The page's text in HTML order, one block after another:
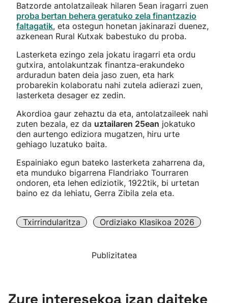
Batzorde antolatzaileak hilaren 5ean iragarri zuen
proba bertan behera geratuko zela finantzazio
faltagatik, eta ostegun honetan jakinarazi duenez,
azkenean Rural Kutxak babestuko du proba.
Lasterketa ezingo zela jokatu iragarri eta ordu
gutxira, antolakuntzak finantza-erakundeko
arduradun baten deia jaso zuen, eta hark
probarekin kolaboratu nahi zutela adierazi zuen,
lasterketa desager ez zedin.
Akordioa gaur zehaztu da eta, antolatzaileek nahi
zuten bezala, ez da uztailaren 25ean jokatuko
den aurtengo ediziora mugatzen, hiru urte
gehiago luzatuko baita.
Espainiako egun bateko lasterketa zaharrena da,
eta munduko bigarrena Flandriako Tourraren
ondoren, eta lehen ediziotik, 1922tik, bi urtetan
baino ez da lehiatu, Gerra Zibila zela eta.
Txirrindularitza Ordiziako Klasikoa 2026
Publizitatea
Zure interesekoa izan daiteke